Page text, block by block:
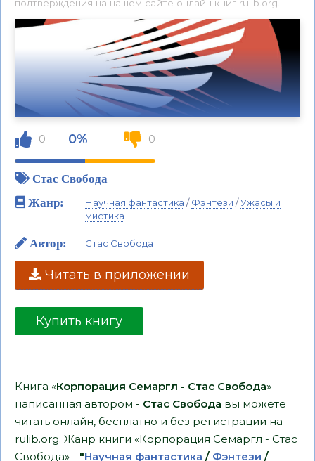
подтверждения на нашем сайте онлайн книг rulib.org.
0 0% 0
Стас Свобода
Жанр:
Научная фантастика /Фэнтези /Ужасы и
мистика
Автор: Стас Свобода
Читать в приложении
Купить книгу
Книга «Корпорация Семаргл - Стас Свобода»
написанная автором - Стас Свобода вы можете
читать онлайн, бесплатно и без регистрации на
rulib.org. Жанр книги «Корпорация Семаргл - Стас
Свобода» - "Научная фантастика / Фэнтези /